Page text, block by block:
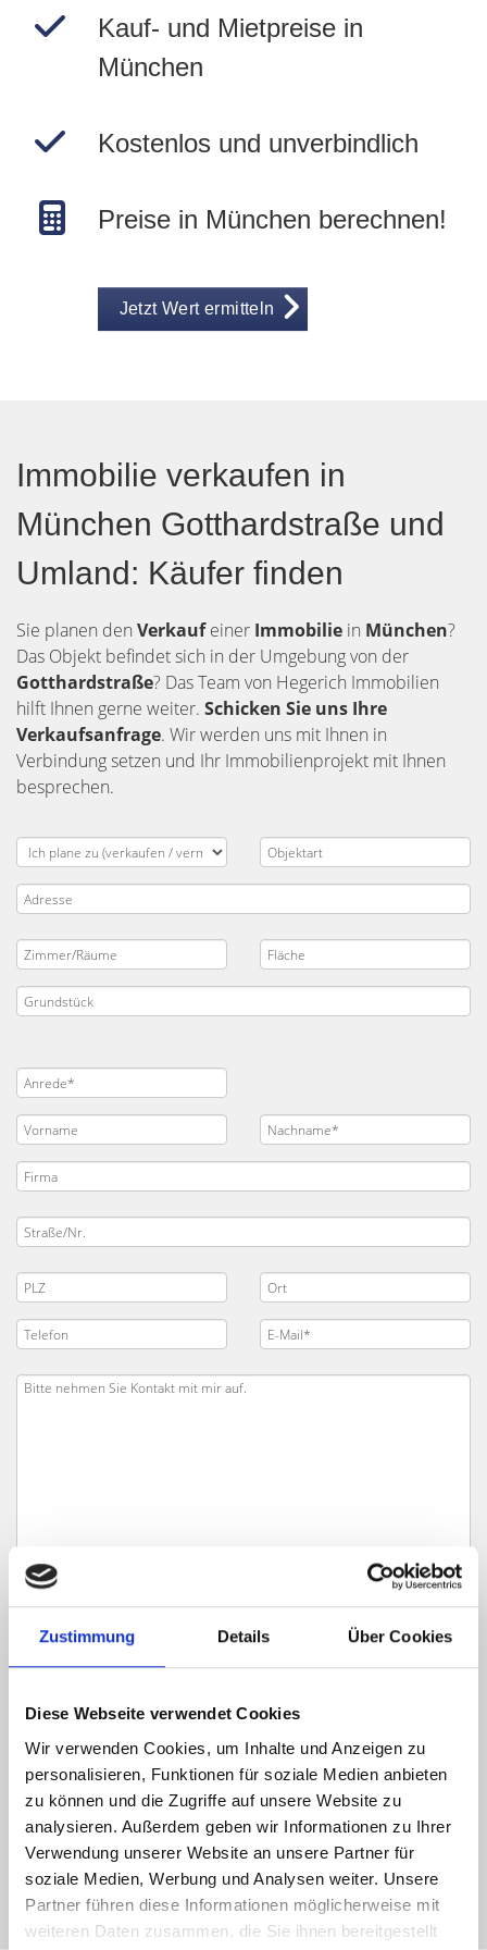
Zustimmung Details Über Cookies
Diese Webseite verwendet Cookies
Wir verwenden Cookies, um Inhalte und Anzeigen zu
personalisieren, Funktionen für soziale Medien anbieten
zu können und die Zugriffe auf unsere Website zu
analysieren. Außerdem geben wir Informationen zu Ihrer
Verwendung unserer Website an unsere Partner für
soziale Medien, Werbung und Analysen weiter. Unsere
Partner führen diese Informationen möglicherweise mit
weiteren Daten zusammen, die Sie ihnen bereitgestellt
Kauf- und Mietpreise in
München
Kostenlos und unverbindlich
Preise in München berechnen!
Jetzt Wert ermitteln
Immobilie verkaufen in
München Gotthardstraße und
Umland: Käufer finden
Sie planen den Verkaufeiner Immobilie in München?
Das Objekt befindet sich in der Umgebung von der
Gotthardstraße? Das Team von Hegerich Immobilien
hilft Ihnen gerne weiter. Schicken Sie uns Ihre
Verkaufsanfrage. Wir werden uns mit Ihnen in
Verbindung setzen und Ihr Immobilienprojekt mit Ihnen
besprechen.
elektronisch erhoben und gespeichert werden.
Hinweis: Sie können Ihre Einwilligung jederzeit für die Zukunft per E-Mail
an info@hegerich-immobilien.de widerrufen. *
Absenden